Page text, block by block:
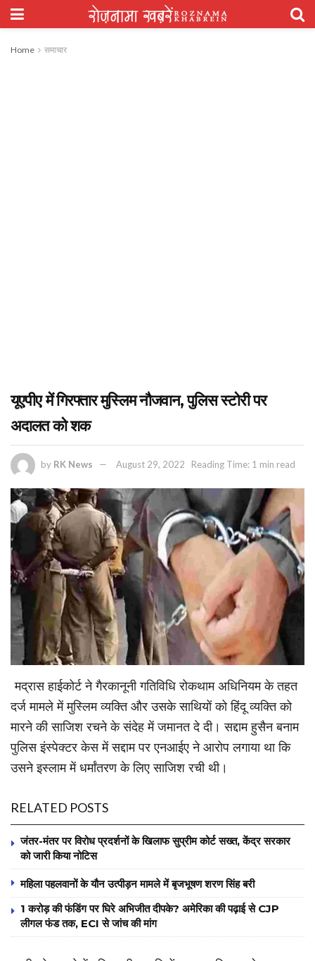
Home समाचार
यूएपीए में गिरफ्तार मुस्लिम नौजवान, पुलिस स्टोरी पर
अदालत को शक
by RK News August 29, 2022 Reading Time: 1 min read
मद्रास हाईकोर्ट ने गैरकानूनी गतिविधि रोकथाम अधिनियम के तहत
दर्ज मामले में मुस्लिम व्यक्ति और उसके साथियों को हिंदू व्यक्ति को
मारने की साजिश रचने के संदेह में जमानत दे दी। सद्दाम हुसैन बनाम
पुलिस इंस्पेक्टर केस में सद्दाम पर एनआईए ने आरोप लगाया था कि
उसने इस्लाम में धर्मांतरण के लिए साजिश रची थी।
RELATED POSTS
जंतर-मंतर पर विरोध प्रदर्शनों के खिलाफ सुप्रीम कोर्ट सख्त, केंद्र सरकार
को जारी किया नोटिस
महिला पहलवानों के यौन उत्पीड़न मामले में बृजभूषण शरण सिंह बरी
1 करोड़ की फंडिंग पर घिरे अभिजीत दीपके? अमेरिका की पढ़ाई से CJP
लीगल फंड तक, ECI से जांच की मांग